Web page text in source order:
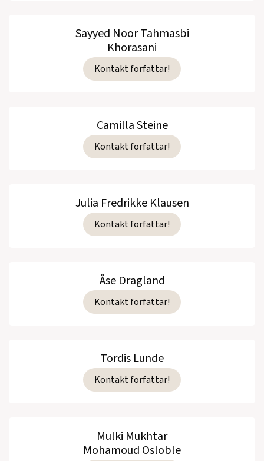
Sayyed Noor Tahmasbi
Khorasani
Kontakt forfattar!
Camilla Steine
Kontakt forfattar!
Julia Fredrikke Klausen
Kontakt forfattar!
Åse Dragland
Kontakt forfattar!
Tordis Lunde
Kontakt forfattar!
Mulki Mukhtar
Mohamoud Osloble